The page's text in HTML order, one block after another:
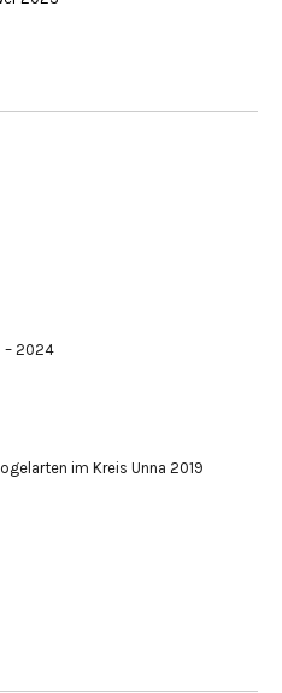
– 2024
im Kreis Unna 2019